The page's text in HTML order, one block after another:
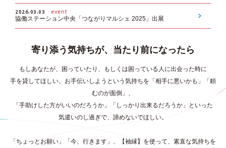
2026.03.03 event
協働ステーション中央「つながりマルシェ 2025」出展
寄り添う気持ちが、当たり前になったら
もしあなたが、困っていたり、もしくは困っている人に出会った時に
手を貸してほしい、お手伝いしようという気持ちを「相手に悪いかも」「頼
むのが面倒」、
「手助けした方がいいのだろうか」「しっかり出来るだろうか」といった
気遣いのし過ぎで、諦めないでほしい。
「ちょっとお願い」「今、行きます」、【袖縁】を使って、素直な気持ちを